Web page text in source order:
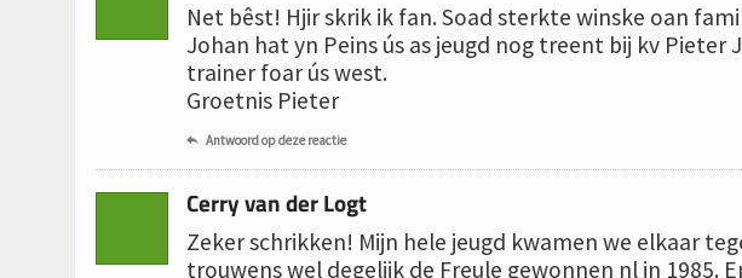
Net bêst! Hjir skrik ik fan. Soad sterkte winske oan
Johan hat yn Peins ús as jeugd nog treent bij kv
trainer foar ús west.
Groetnis Pieter
 Antwoord op deze reactie
Cerry van der Logt
Zeker schrikken! Mijn hele jeugd kwamen we elkaar
trouwens wel degelijk de Freule gewonnen nl in 1985.